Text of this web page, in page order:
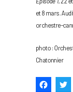
et 8 mars.
orchestre-
photo :
Chatonnier